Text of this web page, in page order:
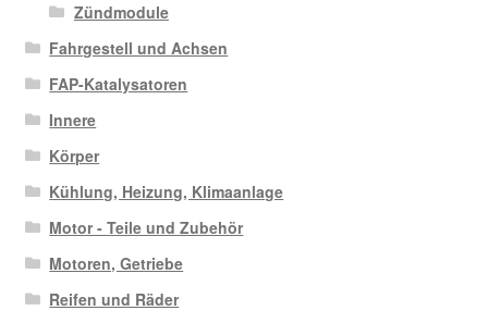
Zündmodule
Fahrgestell und Achsen
FAP-Katalysatoren
Innere
Körper
Kühlung, Heizung, Klimaanlage
Motor - Teile und Zubehör
Motoren, Getriebe
Reifen und Räder